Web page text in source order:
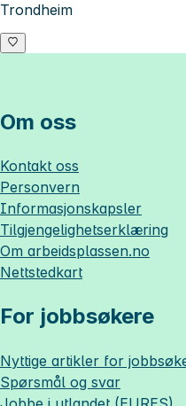
Trondheim
Om oss
Kontakt oss
Personvern
Informasjonskapsler
Tilgjengelighetserklæring
Om arbeidsplassen.no
Nettstedkart
For jobbsøkere
Nyttige artikler for
Spørsmål og svar